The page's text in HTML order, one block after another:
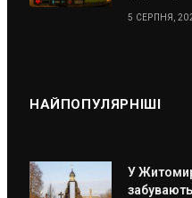
5 СЕРПНЯ,
НАЙПОПУЛЯРНІШІ
У